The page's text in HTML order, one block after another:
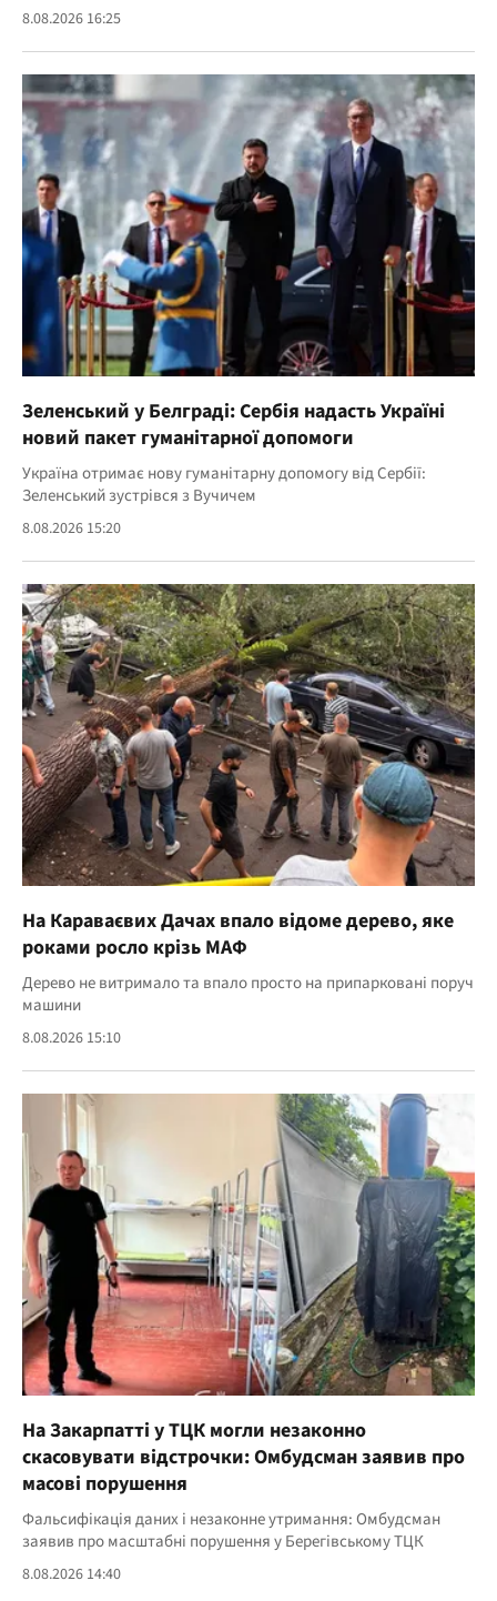
8.08.2026 16:25
Зеленський у Белграді: Сербія надасть Україні
новий пакет гуманітарної допомоги
Україна отримає нову гуманітарну допомогу від Сербії:
Зеленський зустрівся з Вучичем
8.08.2026 15:20
На Караваєвих Дачах впало відоме дерево, яке
роками росло крізь МАФ
Дерево не витримало та впало просто на припарковані поруч
машини
8.08.2026 15:10
На Закарпатті у ТЦК могли незаконно
скасовувати відстрочки: Омбудсман заявив про
масові порушення
Фальсифікація даних і незаконне утримання: Омбудсман
заявив про масштабні порушення у Берегівському ТЦК
8.08.2026 14:40